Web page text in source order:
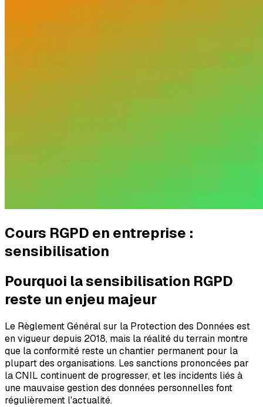
Cours RGPD en entreprise :
sensibilisation
Pourquoi la sensibilisation RGPD
reste un enjeu majeur
Le Règlement Général sur la Protection des Données est
en vigueur depuis 2018, mais la réalité du terrain montre
que la conformité reste un chantier permanent pour la
plupart des organisations. Les sanctions prononcées par
la CNIL continuent de progresser, et les incidents liés à
une mauvaise gestion des données personnelles font
régulièrement l'actualité.